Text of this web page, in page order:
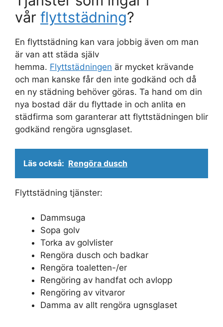
vår flyttstädning?
En flyttstädning kan vara jobbig även om man
är van att städa själv
hemma. Flyttstädningen är mycket krävande
och man kanske får den inte godkänd och då
en ny städning behöver göras. Ta hand om din
nya bostad där du flyttade in och anlita en
städfirma som garanterar att flyttstädningen blir
godkänd rengöra ugnsglaset.
Läs också: Rengöra dusch
Flyttstädning tjänster:
Dammsuga
Sopa golv
Torka av golvlister
Rengöra dusch och badkar
Rengöra toaletten-/er
Rengöring av handfat och avlopp
Rengöring av vitvaror
Damma av allt rengöra ugnsglaset